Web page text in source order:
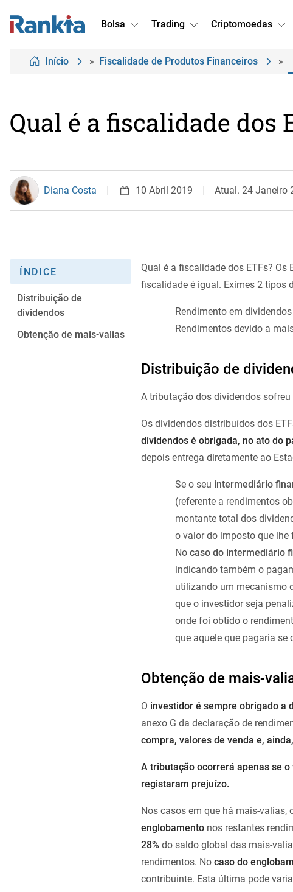
Bolsa Trading Criptomoedas
Início » Fiscalidade de Produtos Financeiros »
Qual é a fiscalidade dos
Diana Costa 10 Abril 2019 Atual. 24 Janeiro
ÍNDICE
Distribuição de
dividendos
Obtenção de mais-valias
Qual é a fiscalidade dos ETFs?
fiscalidade é igual. Eximes 2 tipos
Rendimento em dividendos
Rendimentos devido a
Distribuição de
A tributação dos dividendos sofreu
Os dividendos distribuídos dos
dividendos é obrigada, no ato do
depois entrega diretamente ao
Se o seu intermediário
(referente a rendimentos
montante total dos
o valor do imposto que lhe
No caso do intermediário
indicando também o
utilizando um mecanismo
que o investidor seja
onde foi obtido o
que aquele que pagaria
Obtenção de mais-
O investidor é sempre obrigado a
anexo G da declaração de
compra, valores de venda e,
A tributação ocorrerá apenas se
registaram prejuízo.
Nos casos em que há mais-valias,
englobamento nos restantes
28% do saldo global das mais-
rendimentos. No caso do
contribuinte. Esta última pode